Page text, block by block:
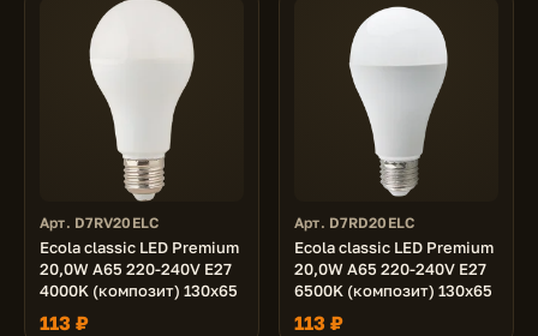
Арт. D7RV20ELC
Ecola classic LED Premium
20,0W A65 220-240V E27
4000K (композит) 130x65
113 ₽
Арт. D7RD20ELC
Ecola classic LED Premium
20,0W A65 220-240V E27
6500K (композит) 130x65
113 ₽